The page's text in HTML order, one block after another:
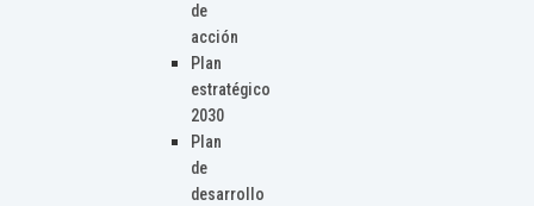
de
acción
Plan
estratégico
2030
Plan
de
desarrollo